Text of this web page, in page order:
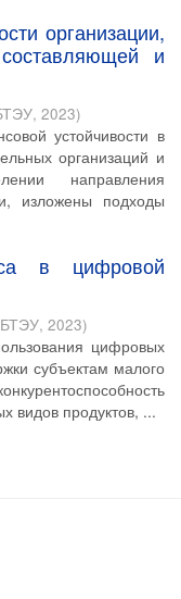
организации,
и
, 2023)
устойчивости в
организаций и
направления
изложены подходы
в цифровой
, 2023)
цифровых
субъектам малого
видов продуктов, ...